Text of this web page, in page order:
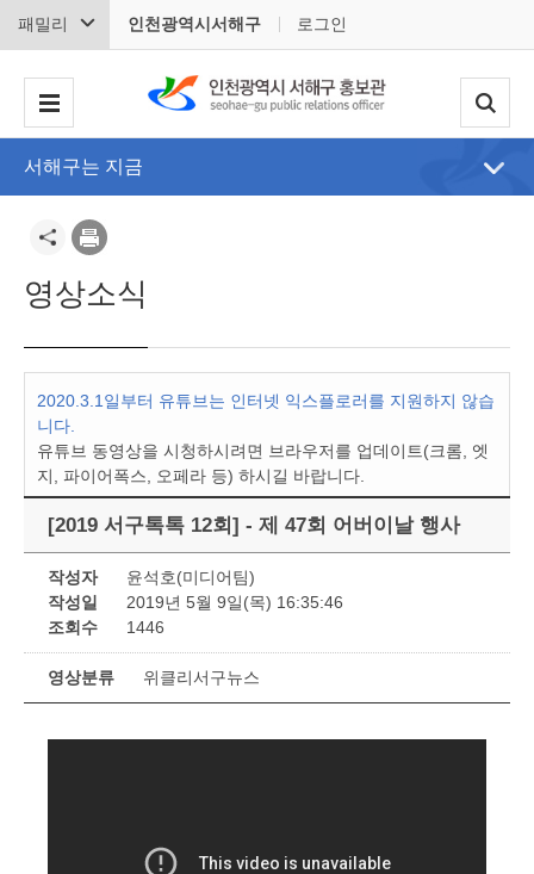
패밀리 인천광역시서해구 로그인
서해구는 지금
영상소식
2020.3.1일부터 유튜브는 인터넷 익스플로러를 지원하지 않습
니다.
유튜브 동영상을 시청하시려면 브라우저를 업데이트(크롬, 엣
지, 파이어폭스, 오페라 등) 하시길 바랍니다.
[2019 서구톡톡 12회] - 제 47회 어버이날 행사
작성자
윤석호(미디어팀)
작성일
2019년 5월 9일(목) 16:35:46
조회수
1446
영상분류 위클리서구뉴스